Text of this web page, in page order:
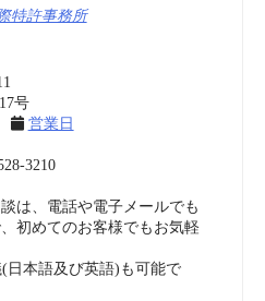
特許事務所
号
営業日
3210
は、電話や電子メールでも
初めてのお客様でもお気軽
日本語及び英語)も可能で